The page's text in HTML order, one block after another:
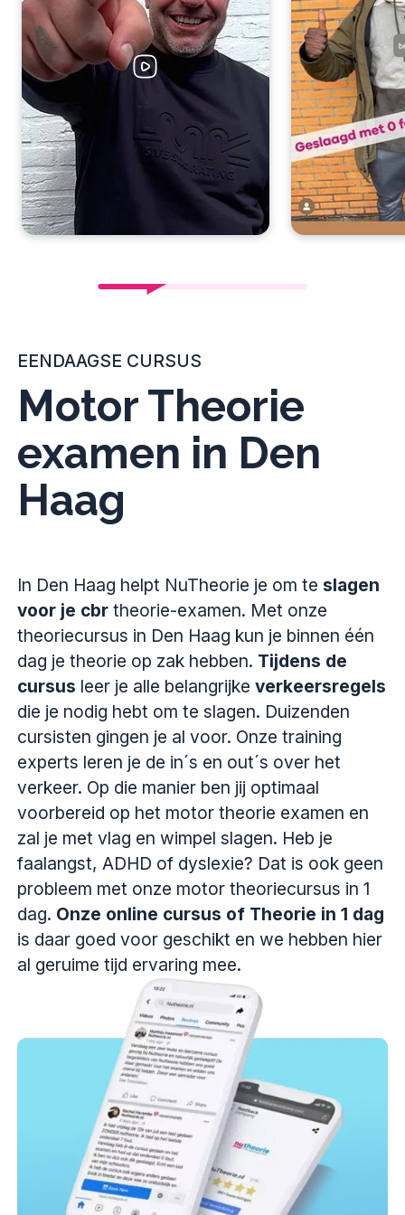
EENDAAGSE CURSUS
Motor Theorie
examen in Den
Haag
In Den Haag helpt NuTheorie je om te slagen
voor je cbr theorie-examen. Met onze
theoriecursus in Den Haag kun je binnen één
dag je theorie op zak hebben. Tijdens de
cursus leer je alle belangrijkeverkeersregels
die je nodig hebt om te slagen. Duizenden
cursisten gingen je al voor. Onze training
experts leren je de in´s en out´s over het
verkeer. Op die manier ben jij optimaal
voorbereid op het motor theorie examen en
zal je met vlag en wimpel slagen. Heb je
faalangst, ADHD of dyslexie? Dat is ook geen
probleem met onze motor theoriecursus in 1
dag. Onze online cursus of Theorie in 1 dag
is daar goed voor geschikt en we hebben hier
al geruime tijd ervaring mee.